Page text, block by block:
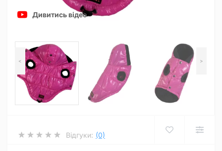
Дивитись відео
< >
Відгуки: (0)